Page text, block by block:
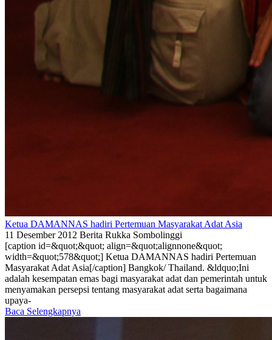
Ketua DAMANNAS hadiri Pertemuan Masyarakat Adat Asia
11 Desember 2012 Berita Rukka Sombolinggi
[caption id=&quot;&quot; align=&quot;alignnone&quot;
width=&quot;578&quot;] Ketua DAMANNAS hadiri Pertemuan
Masyarakat Adat Asia[/caption] Bangkok/ Thailand. &ldquo;Ini
adalah kesempatan emas bagi masyarakat adat dan pemerintah untuk
menyamakan persepsi tentang masyarakat adat serta bagaimana
upaya-
Baca Selengkapnya